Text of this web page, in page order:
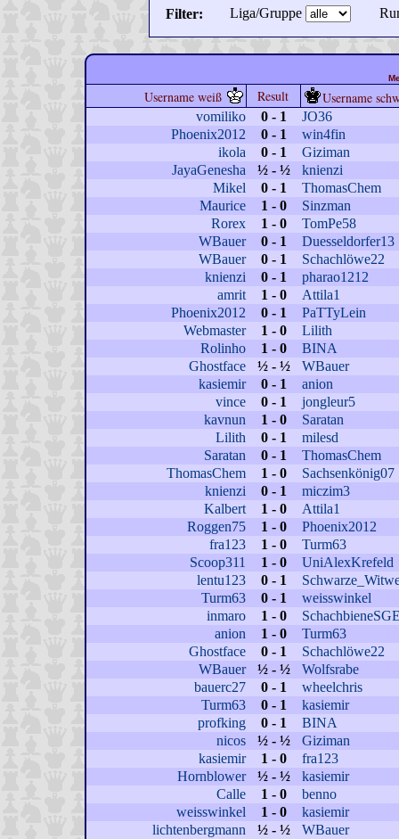
Filter: Liga/Gruppe
Username weiß Result Username
vomiliko 0 - 1
JO36
Phoenix2012
0 - 1
win4fin
ikola
0 - 1
Giziman
JayaGenesha
½ - ½
knienzi
Mikel
0 - 1
ThomasChem
Maurice
1 - 0
Sinzman
Rorex
1 - 0
TomPe58
WBauer
0 - 1
Duesseldorfer13
WBauer
0 - 1
Schachlöwe22
knienzi
0 - 1
pharao1212
amrit
1 - 0
Attila1
Phoenix2012
0 - 1
PaTTyLein
Webmaster
1 - 0
Lilith
Rolinho
1 - 0
BINA
Ghostface
½ - ½
WBauer
kasiemir
0 - 1
anion
vince
0 - 1
jongleur5
kavnun
1 - 0
Saratan
Lilith
0 - 1
milesd
Saratan
0 - 1
ThomasChem
ThomasChem
1 - 0
Sachsenkönig07
knienzi
0 - 1
miczim3
Kalbert
1 - 0
Attila1
Roggen75
1 - 0
Phoenix2012
fra123
1 - 0
Turm63
Scoop311
1 - 0
UniAlexKrefeld
lentu123
0 - 1
Turm63
0 - 1
weisswinkel
inmaro
1 - 0
anion
1 - 0
Turm63
Ghostface
0 - 1
Schachlöwe22
WBauer
½ - ½
Wolfsrabe
bauerc27
0 - 1
wheelchris
Turm63
0 - 1
kasiemir
profking
0 - 1
BINA
nicos
½ - ½
Giziman
kasiemir
1 - 0
fra123
Hornblower
½ - ½
kasiemir
Calle
1 - 0
benno
weisswinkel
1 - 0
kasiemir
lichtenbergmann
½ - ½
WBauer